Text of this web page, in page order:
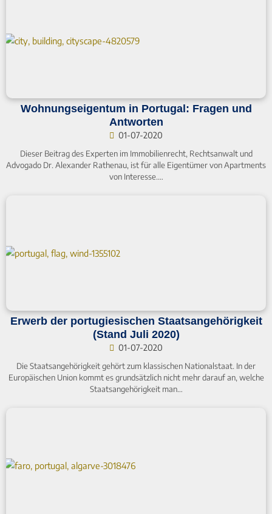
Wohnungseigentum in Portugal: Fragen und
Antworten
01-07-2020
Dieser Beitrag des Experten im Immobilienrecht, Rechtsanwalt und
Advogado Dr. Alexander Rathenau, ist für alle Eigentümer von Apartments
von Interesse.…
Erwerb der portugiesischen Staatsangehörigkeit
(Stand Juli 2020)
01-07-2020
Die Staatsangehörigkeit gehört zum klassischen Nationalstaat. In der
Europäischen Union kommt es grundsätzlich nicht mehr darauf an, welche
Staatsangehörigkeit man…